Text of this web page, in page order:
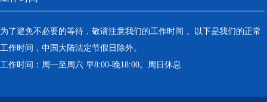
为了避免不必要的等待，敬请注意我们的工作时间 。以下是我们的正常
工作时间，中国大陆法定节假日除外。
工作时间：周一至周六 早8:00-晚18:00。周日休息